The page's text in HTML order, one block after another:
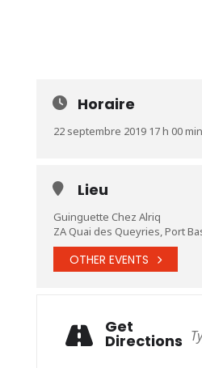
Horaire
22 septembre 2019 17 h 00 min
Lieu
Guinguette Chez Alriq
ZA Quai des Queyries, Port
OTHER EVENTS
Get
Directions